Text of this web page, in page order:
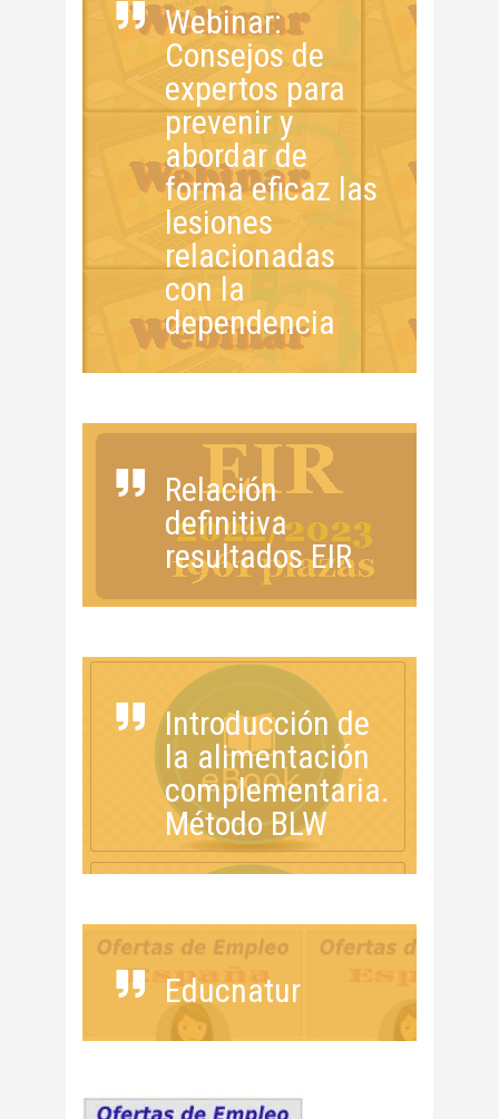
Webinar:
Consejos de
expertos para
prevenir y
abordar de
forma eficaz las
lesiones
relacionadas
con la
dependencia
Relación
definitiva
resultados EIR
Introducción de
la alimentación
complementaria.
Método BLW
Educnatur